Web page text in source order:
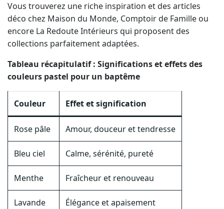
Vous trouverez une riche inspiration et des articles
déco chez Maison du Monde, Comptoir de Famille ou
encore La Redoute Intérieurs qui proposent des
collections parfaitement adaptées.
Tableau récapitulatif : Significations et effets des
couleurs pastel pour un baptême
Couleur Effet et signification
Rose pâle Amour, douceur et tendresse
Bleu ciel Calme, sérénité, pureté
Menthe Fraîcheur et renouveau
Lavande Élégance et apaisement